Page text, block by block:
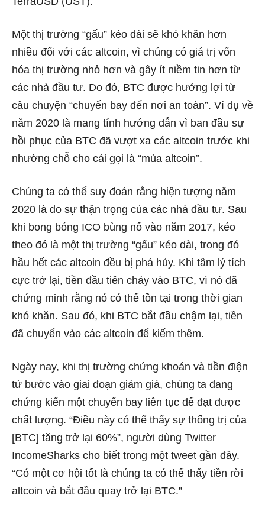
Một thị trường “gấu” kéo dài sẽ khó khăn hơn
nhiều đối với các altcoin, vì chúng có giá trị vốn
hóa thị trường nhỏ hơn và gây ít niềm tin hơn từ
các nhà đầu tư. Do đó, BTC được hưởng lợi từ
câu chuyện “chuyến bay đến nơi an toàn”. Ví dụ về
năm 2020 là mang tính hướng dẫn vì ban đầu sự
hồi phục của BTC đã vượt xa các altcoin trước khi
nhường chỗ cho cái gọi là “mùa altcoin”.
Chúng ta có thể suy đoán rằng hiện tượng năm
2020 là do sự thận trọng của các nhà đầu tư. Sau
khi bong bóng ICO bùng nổ vào năm 2017, kéo
theo đó là một thị trường “gấu” kéo dài, trong đó
hầu hết các altcoin đều bị phá hủy. Khi tâm lý tích
cực trở lại, tiền đầu tiên chảy vào BTC, vì nó đã
chứng minh rằng nó có thể tồn tại trong thời gian
khó khăn. Sau đó, khi BTC bắt đầu chậm lại, tiền
đã chuyển vào các altcoin để kiếm thêm.
Ngày nay, khi thị trường chứng khoán và tiền điện
tử bước vào giai đoạn giảm giá, chúng ta đang
chứng kiến ​​một chuyến bay liên tục để đạt được
chất lượng. “Điều này có thể thấy sự thống trị của
[BTC] tăng trở lại 60%”, người dùng Twitter
IncomeSharks cho biết trong một tweet gần đây.
“Có một cơ hội tốt là chúng ta có thể thấy tiền rời
altcoin và bắt đầu quay trở lại BTC.”